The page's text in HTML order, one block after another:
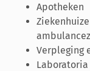
Apotheken
Verpleging